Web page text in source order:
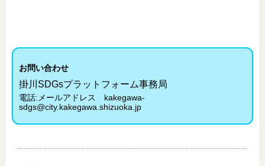
お問い合わせ
掛川SDGsプラットフォーム事務局
電話:メールアドレス kakegawa-
sdgs@city.kakegawa.shizuoka.jp